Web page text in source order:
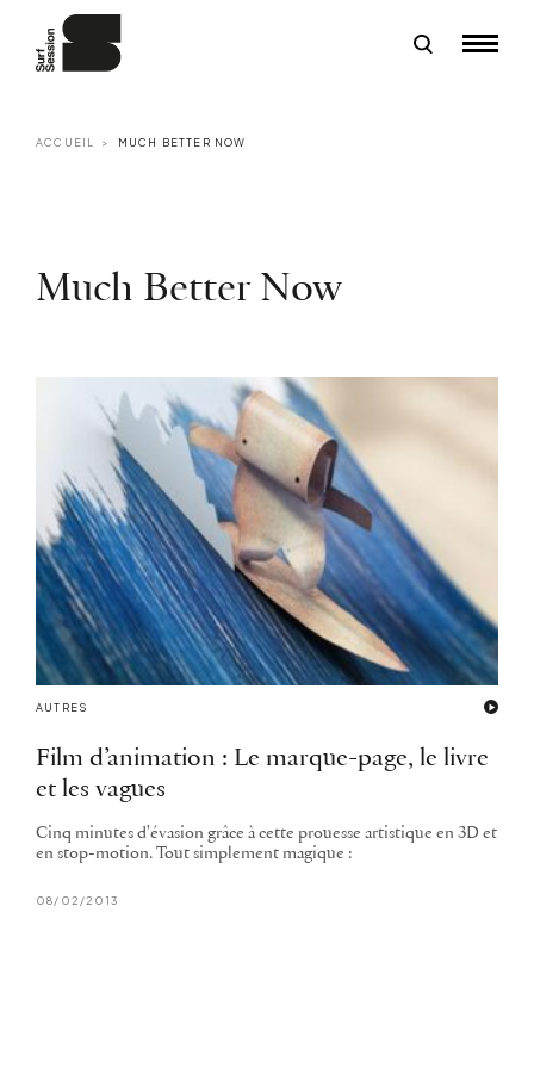
ACCUEIL MUCH BETTER NOW
Much Better Now
AUTRES
Film d’animation : Le marque-page, le livre
et les vagues
Cinq minutes d'évasion grâce à cette prouesse artistique en 3D et
en stop-motion. Tout simplement magique :
08/02/2013